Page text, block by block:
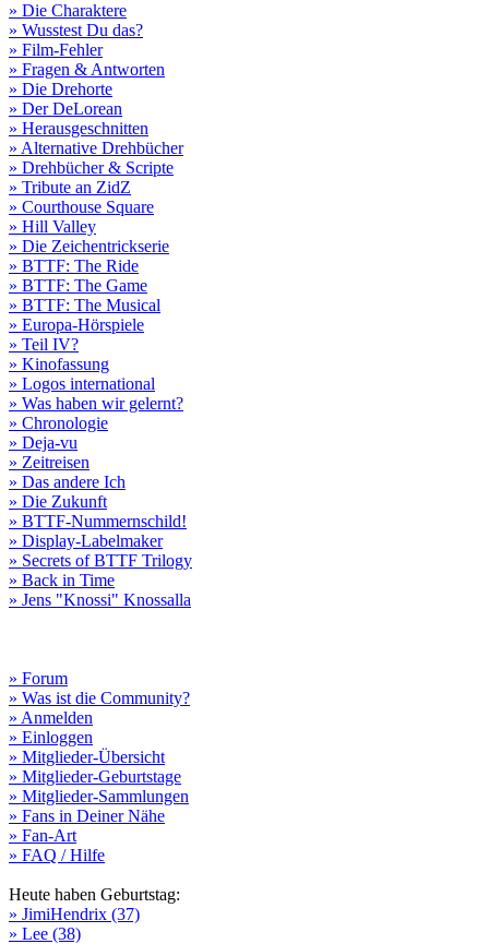
» Die Charaktere
» Wusstest Du das?
» Film-Fehler
» Fragen & Antworten
» Die Drehorte
» Der DeLorean
» Herausgeschnitten
» Alternative Drehbücher
» Drehbücher & Scripte
» Tribute an ZidZ
» Courthouse Square
» Hill Valley
» Die Zeichentrickserie
» BTTF: The Ride
» BTTF: The Game
» BTTF: The Musical
» Europa-Hörspiele
» Teil IV?
» Kinofassung
» Logos international
» Was haben wir gelernt?
» Chronologie
» Deja-vu
» Zeitreisen
» Das andere Ich
» Die Zukunft
» BTTF-Nummernschild!
» Display-Labelmaker
» Secrets of BTTF Trilogy
» Back in Time
» Jens "Knossi" Knossalla
» Forum
» Was ist die Community?
» Anmelden
» Einloggen
» Mitglieder-Übersicht
» Mitglieder-Geburtstage
» Mitglieder-Sammlungen
» Fans in Deiner Nähe
» Fan-Art
» FAQ / Hilfe
Heute haben Geburtstag:
» JimiHendrix (37)
» Lee (38)